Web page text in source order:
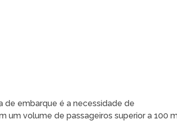
de embarque é a necessidade de
um volume de passageiros superior a 100